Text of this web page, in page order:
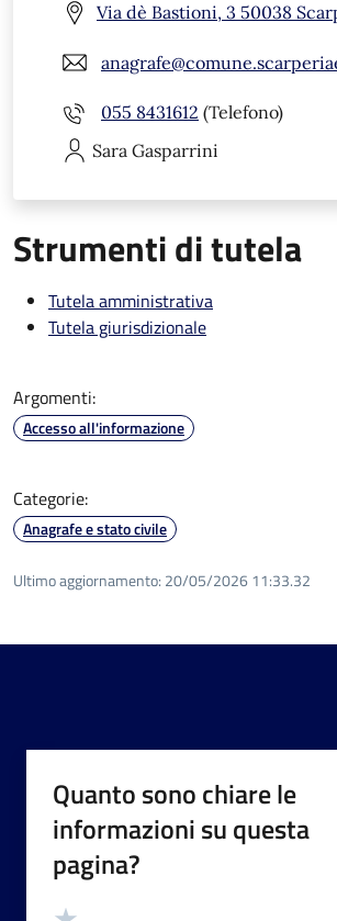
Via dè Bastioni, 3 50038
055 8431612 (Telefono)
Sara Gasparrini
Strumenti di tutela
Tutela amministrativa
Tutela giurisdizionale
Argomenti:
Accesso all'informazione
Categorie:
Anagrafe e stato civile
Ultimo aggiornamento: 20/05/2026 11:33.32
Quanto sono chiare le
informazioni su questa
pagina?
Valutazione